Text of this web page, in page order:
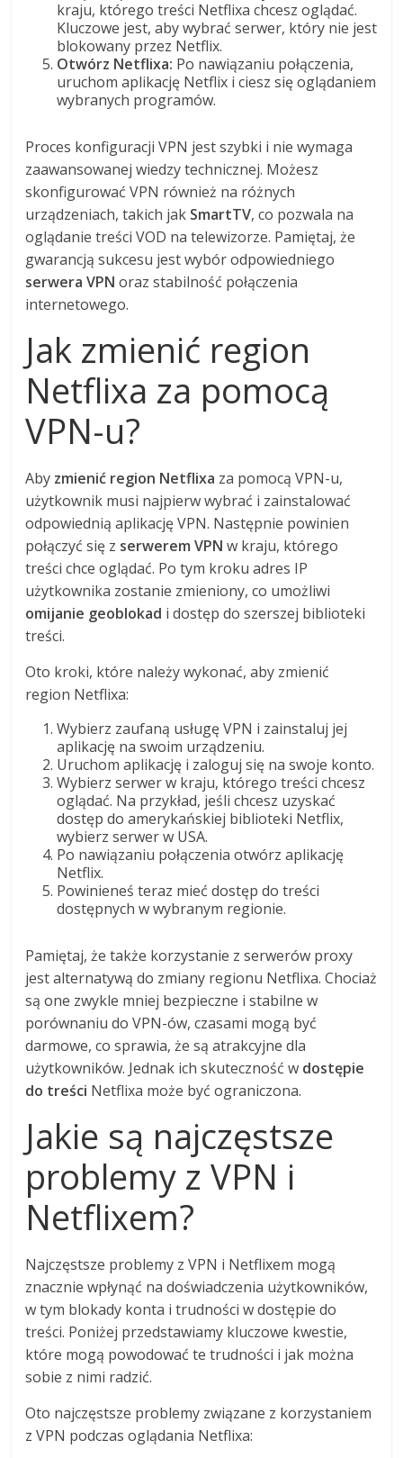
kraju, którego treści Netflixa chcesz oglądać.
Kluczowe jest, aby wybrać serwer, który nie jest
blokowany przez Netflix.
Otwórz Netflixa: Po nawiązaniu połączenia,
uruchom aplikację Netflix i ciesz się oglądaniem
wybranych programów.
Proces konfiguracji VPN jest szybki i nie wymaga
zaawansowanej wiedzy technicznej. Możesz
skonfigurować VPN również na różnych
urządzeniach, takich jak SmartTV, co pozwala na
oglądanie treści VOD na telewizorze. Pamiętaj, że
gwarancją sukcesu jest wybór odpowiedniego
serwera VPN oraz stabilność połączenia
internetowego.
Jak zmienić region
Netflixa za pomocą
VPN-u?
Aby zmienić region Netflixa za pomocą VPN-u,
użytkownik musi najpierw wybrać i zainstalować
odpowiednią aplikację VPN. Następnie powinien
połączyć się z serwerem VPN w kraju, którego
treści chce oglądać. Po tym kroku adres IP
użytkownika zostanie zmieniony, co umożliwi
omijanie geoblokad i dostęp do szerszej biblioteki
treści.
Oto kroki, które należy wykonać, aby zmienić
region Netflixa:
Wybierz zaufaną usługę VPN i zainstaluj jej
aplikację na swoim urządzeniu.
Uruchom aplikację i zaloguj się na swoje konto.
Wybierz serwer w kraju, którego treści chcesz
oglądać. Na przykład, jeśli chcesz uzyskać
dostęp do amerykańskiej biblioteki Netflix,
wybierz serwer w USA.
Po nawiązaniu połączenia otwórz aplikację
Netflix.
Powinieneś teraz mieć dostęp do treści
dostępnych w wybranym regionie.
Pamiętaj, że także korzystanie z serwerów proxy
jest alternatywą do zmiany regionu Netflixa. Chociaż
są one zwykle mniej bezpieczne i stabilne w
porównaniu do VPN-ów, czasami mogą być
darmowe, co sprawia, że są atrakcyjne dla
użytkowników. Jednak ich skuteczność w dostępie
do treści Netflixa może być ograniczona.
Jakie są najczęstsze
problemy z VPN i
Netflixem?
Najczęstsze problemy z VPN i Netflixem mogą
znacznie wpłynąć na doświadczenia użytkowników,
w tym blokady konta i trudności w dostępie do
treści. Poniżej przedstawiamy kluczowe kwestie,
które mogą powodować te trudności i jak można
sobie z nimi radzić.
Oto najczęstsze problemy związane z korzystaniem
z VPN podczas oglądania Netflixa: